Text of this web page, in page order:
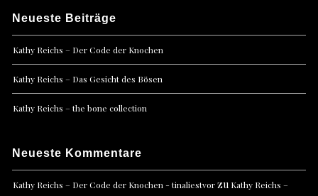
Neueste Beiträge
Kathy Reichs – Der Code der Knochen
Kathy Reichs – Das Gesicht des Bösen
Kathy Reichs – the bone collection
Neueste Kommentare
Kathy Reichs – Der Code der Knochen - tinaliestvorzu Kathy Reichs –